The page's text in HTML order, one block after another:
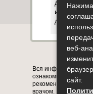
даёте
и
данных
Карта
Вся информация на
ознакомительных
рекомендаций
врачом.
веб-
сайт.